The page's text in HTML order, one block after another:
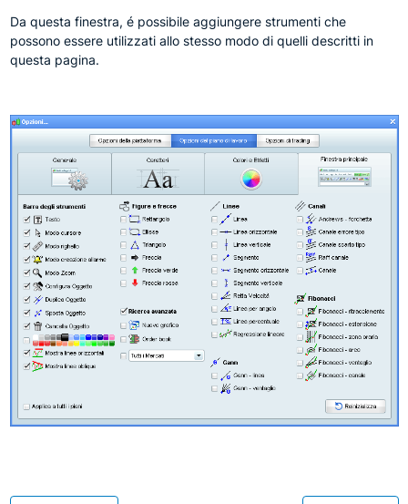
Da questa finestra, é possibile aggiungere strumenti che
possono essere utilizzati allo stesso modo di quelli descritti in
questa pagina.